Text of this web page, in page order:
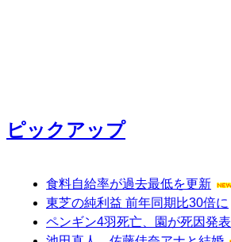
ピックアップ
食料自給率が過去最低を更新
東芝の純利益 前年同期比30倍に
ペンギン4羽死亡、園が死因発表